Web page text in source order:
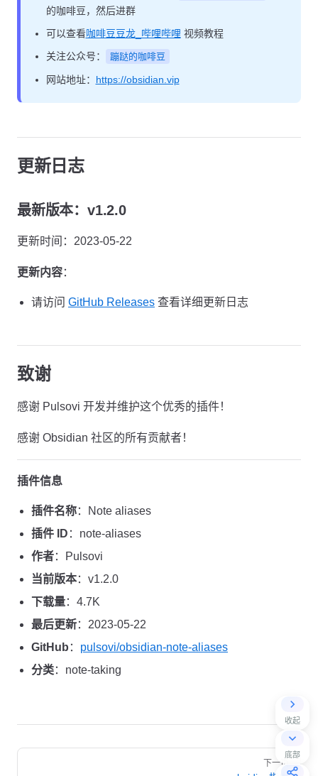
收起
底部
的咖啡豆，然后进群
可以查看咖啡豆豆龙_哔哩哔哩 视频教程
关注公众号：
蹦跶的咖啡豆
网站地址： https://obsidian.vip
更新日志
最新版本：v1.2.0
更新时间：2023-05-22
更新内容：
请访问 GitHub Releases 查看详细更新日志
致谢
感谢 Pulsovi 开发并维护这个优秀的插件！
感谢 Obsidian 社区的所有贡献者！
插件信息
插件名称：Note aliases
插件 ID ：note-aliases
作者：Pulsovi
当前版本：v1.2.0
下载量：4.7K
最后更新：2023-05-22
GitHub ： pulsovi/obsidian-note-aliases
分类：note-taking
Pager
下一页